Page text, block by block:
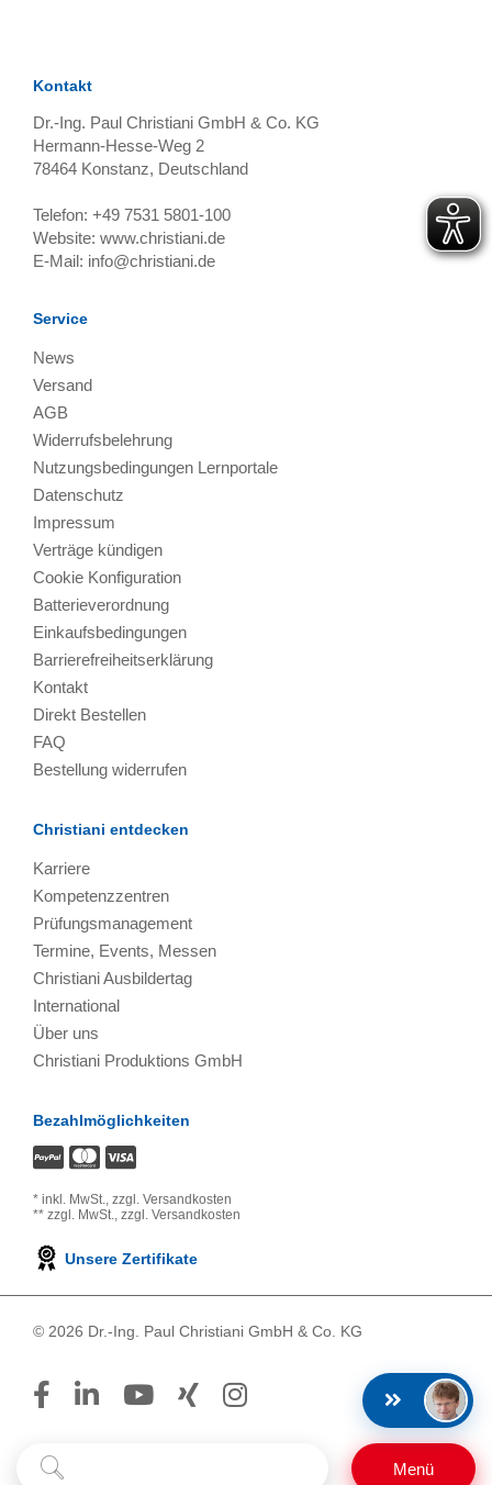
Menü
Kontakt
Dr.-Ing. Paul Christiani GmbH & Co. KG
Hermann-Hesse-Weg 2
78464 Konstanz, Deutschland
Telefon: +49 7531 5801-100
Website: www.christiani.de
E-Mail: info@christiani.de
Service
News
Versand
AGB
Widerrufsbelehrung
Nutzungsbedingungen Lernportale
Datenschutz
Impressum
Verträge kündigen
Cookie Konfiguration
Batterieverordnung
Einkaufsbedingungen
Barrierefreiheitserklärung
Kontakt
Direkt Bestellen
FAQ
Bestellung widerrufen
Christiani entdecken
Karriere
Kompetenzzentren
Prüfungsmanagement
Termine, Events, Messen
Christiani Ausbildertag
International
Über uns
Christiani Produktions GmbH
Bezahlmöglichkeiten
* inkl. MwSt., zzgl. Versandkosten
** zzgl. MwSt., zzgl. Versandkosten
Unsere Zertifikate
© 2026 Dr.-Ing. Paul Christiani GmbH & Co. KG